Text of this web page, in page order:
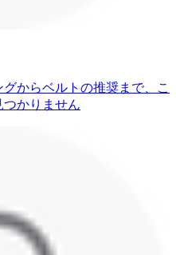
からベルトの推奨まで、こ
かりません